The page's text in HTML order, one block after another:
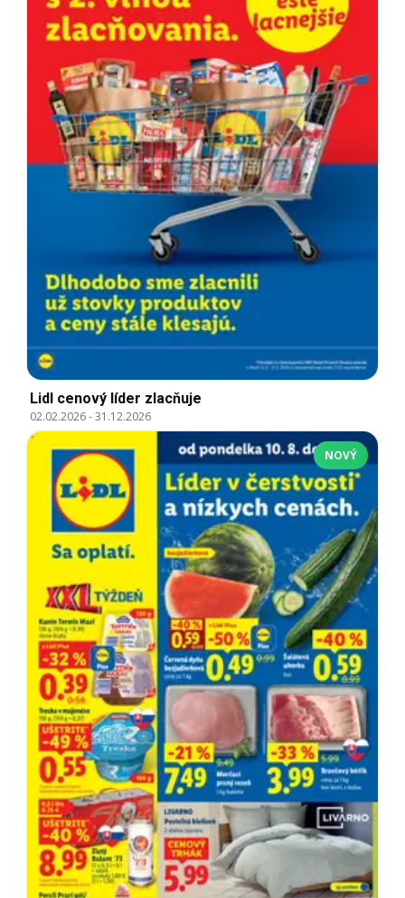
Lidl cenový líder zlacňuje
02.02.2026-31.12.2026
NOVÝ